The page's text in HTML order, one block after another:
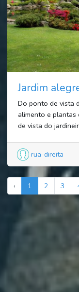
Jardim
Do ponto de vista
alimento e plantas
de vista do
rua-direita
‹ 1 2 3